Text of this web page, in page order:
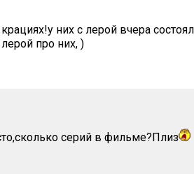
них с лерой вчера
про них, )
серий в фильме?Плиз